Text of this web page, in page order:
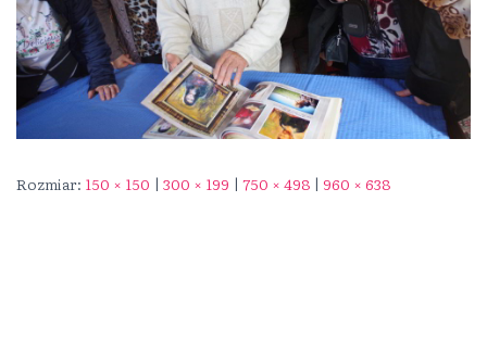
Rozmiar: 150 × 150 | 300 × 199 | 750 × 498 | 960 × 638